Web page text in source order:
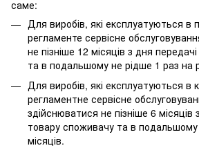
саме:
Для виробів, які експлуатуються в
регламенте сервісне
не пізніше 12 місяців з дня
та в подальшому не рідше 1 раз на
Для виробів, які експлуатуються в
регламентне сервісне
здійснюватися не пізніше 6 місяців
товару споживачу та в
місяців.